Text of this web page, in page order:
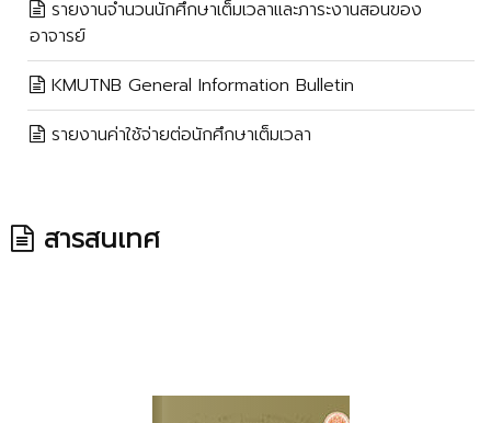
รายงานจำนวนนักศึกษาเต็มเวลาและภาระงานสอนของ
อาจารย์
KMUTNB General Information Bulletin
รายงานค่าใช้จ่ายต่อนักศึกษาเต็มเวลา
สารสนเทศ